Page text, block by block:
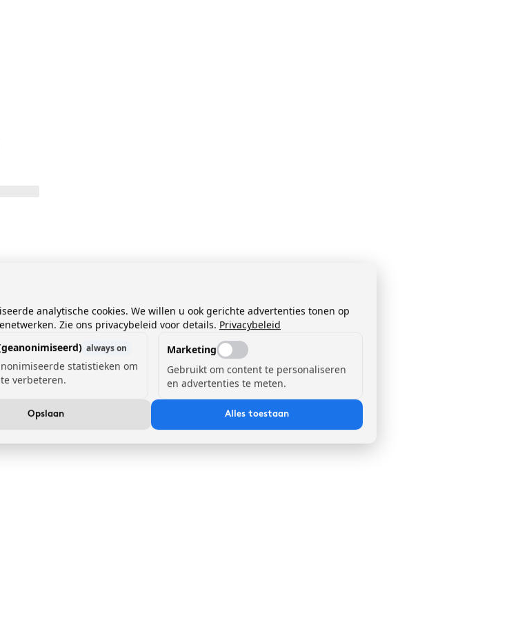
analytische cookies. We willen u ook gerichte advertenties tonen op
Zie ons privacybeleid voor details. Privacybeleid
always on
statistieken om
verbeteren.
Marketing
Gebruikt om content te personaliseren
en advertenties te meten.
Opslaan Alles toestaan